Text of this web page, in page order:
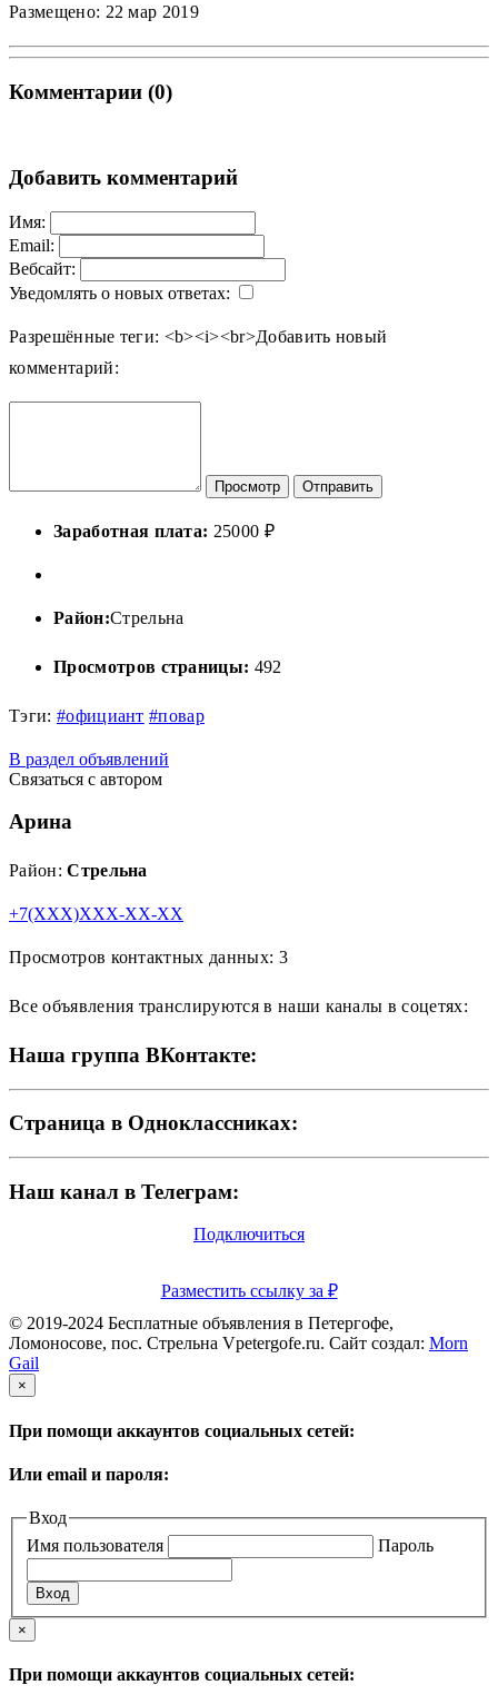
Размещено: 22 мар 2019
Комментарии (0)
Добавить комментарий
Имя:
Email:
Вебсайт:
Уведомлять о новых ответах:
Разрешённые теги: <b><i><br>Добавить новый
комментарий:
Просмотр Отправить
Заработная плата: 25000 ₽
Район:Стрельна
Просмотров страницы: 492
Тэги: #официант #повар
В раздел объявлений
Связаться с автором
Арина
Район:Стрельна
+7(XXX)XXX-XX-XX
Просмотров контактных данных: 3
Все объявления транслируются в наши каналы в соцетях:
Наша группа ВКонтакте:
Страница в Одноклассниках:
Наш канал в Телеграм:
Подключиться
Разместить ссылку за ₽
© 2019-2024 Бесплатные объявления в Петергофе,
Ломоносове, пос. Стрельна Vpetergofe.ru. Сайт создал: Morn
Gail
×
При помощи аккаунтов социальных сетей:
Или email и пароля:
Вход
Имя пользователя
Пароль
×
При помощи аккаунтов социальных сетей: